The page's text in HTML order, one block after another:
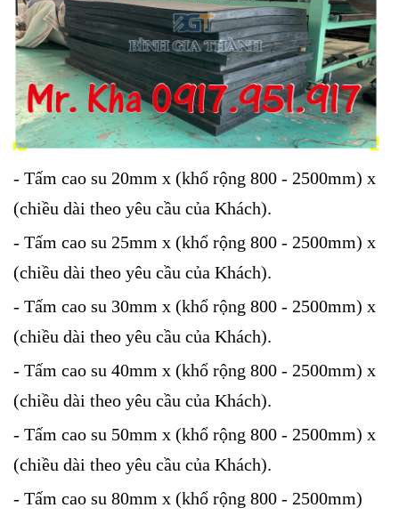
- Tấm cao su 20mm x (khổ rộng 800 - 2500mm) x
(chiều dài theo yêu cầu của Khách).
- Tấm cao su 25mm x (khổ rộng 800 - 2500mm) x
(chiều dài theo yêu cầu của Khách).
- Tấm cao su 30mm x (khổ rộng 800 - 2500mm) x
(chiều dài theo yêu cầu của Khách).
- Tấm cao su 40mm x (khổ rộng 800 - 2500mm) x
(chiều dài theo yêu cầu của Khách).
- Tấm cao su 50mm x (khổ rộng 800 - 2500mm) x
(chiều dài theo yêu cầu của Khách).
- Tấm cao su 80mm x (khổ rộng 800 - 2500mm)